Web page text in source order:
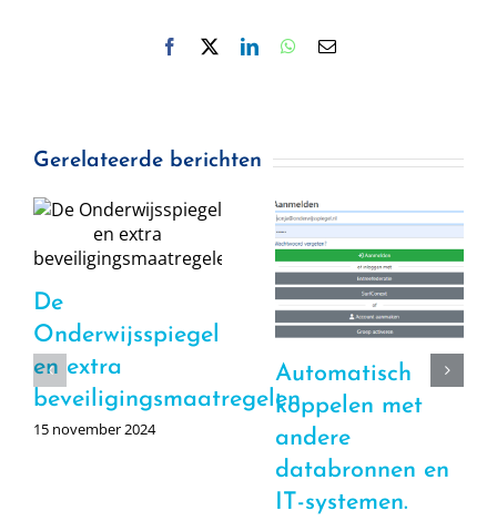
Facebook LinkedInWhatsApp
E-
Gerelateerde berichten
De
Onderwijsspiegel
en extra
beveiligingsmaatregelen
15 november 2024
Automatisch
koppelen met
andere
databronnen en
IT-systemen.